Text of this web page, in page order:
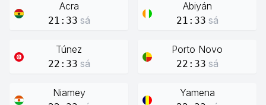
Acra
21:33 sá
Abiyán
21:33 sá
Túnez
22:33 sá
Porto Novo
22:33 sá
Niamey Yamena